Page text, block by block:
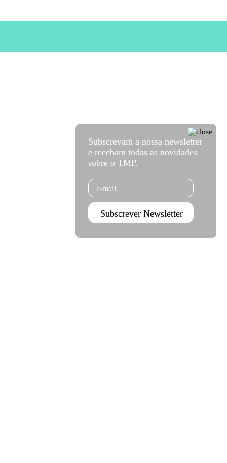
Subscrevam a nossa newsletter
e recebam todas as novidades
sobre o TMP.
Email
Subscrever Newsletter